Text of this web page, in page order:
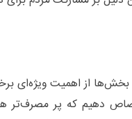
از اهمیت ویژه‌ای
دهیم که پر مصرف‌تر